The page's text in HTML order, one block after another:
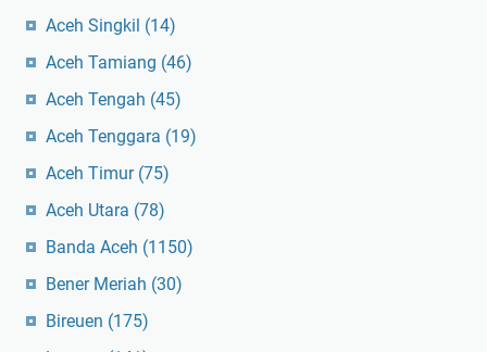
Aceh Singkil (14)
Aceh Tamiang (46)
Aceh Tengah (45)
Aceh Tenggara (19)
Aceh Timur (75)
Aceh Utara (78)
Banda Aceh (1150)
Bener Meriah (30)
Bireuen (175)